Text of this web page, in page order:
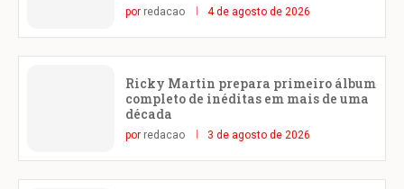
por redacao 4 de agosto de 2026
Ricky Martin prepara primeiro álbum
completo de inéditas em mais de uma
década
por redacao 3 de agosto de 2026